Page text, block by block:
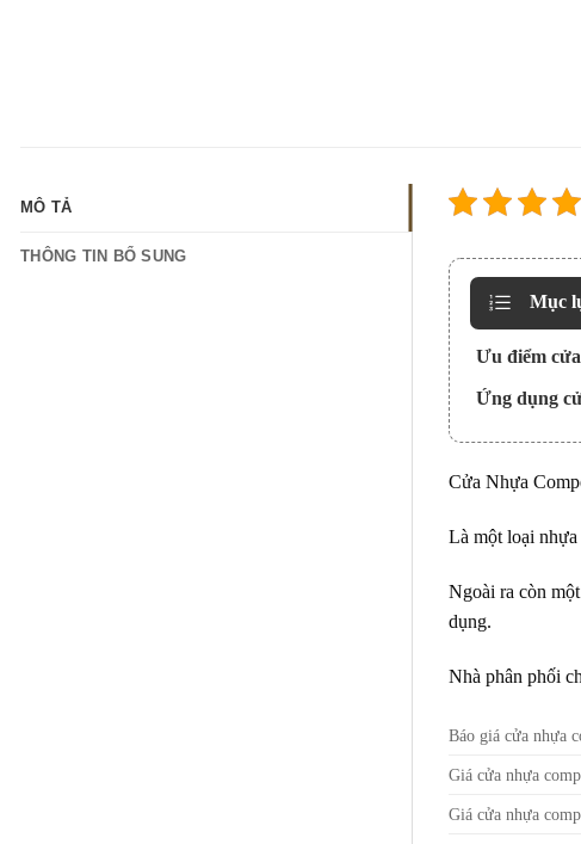
MÔ TẢ
THÔNG TIN BỔ SUNG
Mục
Ưu điểm
Ứng dụng
Cửa Nhựa
Là một loại
Ngoài ra còn
dụng.
Nhà phân phối
Báo giá cửa nhựa
Giá cửa nhựa
Giá cửa nhựa